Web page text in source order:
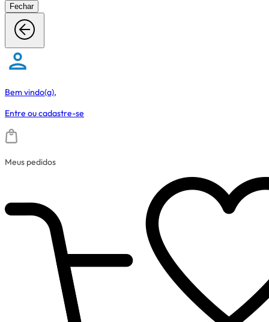
Fechar
Bem vindo(a),
Entre oucadastre-se
Meus pedidos